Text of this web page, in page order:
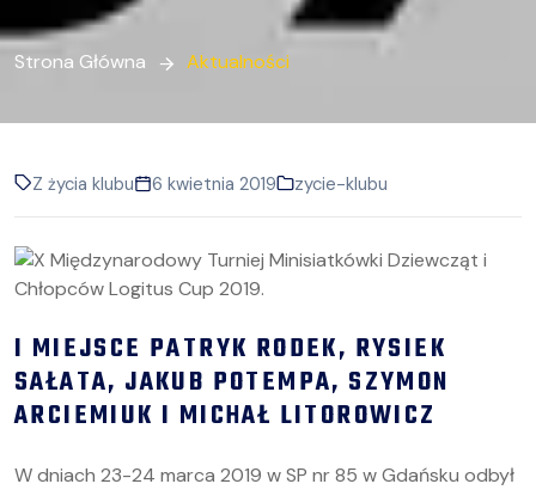
Strona Główna Aktualności
Z życia klubu 6 kwietnia 2019 zycie-klubu
I MIEJSCE PATRYK RODEK, RYSIEK
SAŁATA, JAKUB POTEMPA, SZYMON
ARCIEMIUK I MICHAŁ LITOROWICZ
W dniach 23-24 marca 2019 w SP nr 85 w Gdańsku odbył